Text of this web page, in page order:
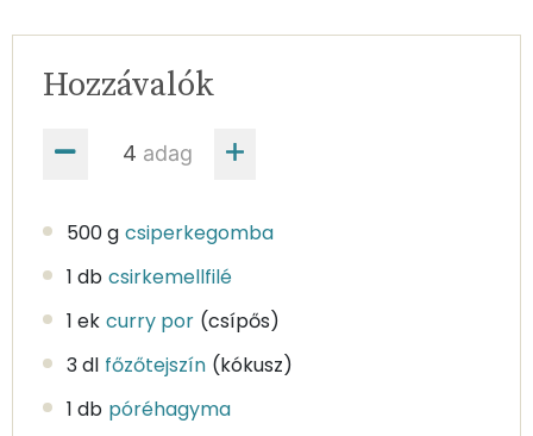
adag
Hozzávalók
500 g csiperkegomba
1 db csirkemellfilé
1 ek curry por (csípős)
3 dl főzőtejszín (kókusz)
1 db póréhagyma